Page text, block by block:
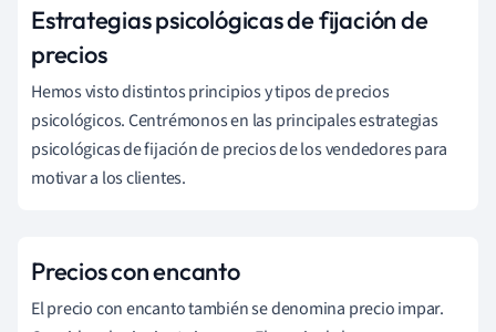
Estrategias psicológicas de fijación de
precios
Hemos visto distintos principios y tipos de precios
psicológicos. Centrémonos en las principales estrategias
psicológicas de fijación de precios de los vendedores para
motivar a los clientes.
Precios con encanto
El precio con encanto también se denomina precio impar.